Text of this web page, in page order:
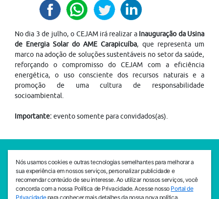
No dia 3 de julho, o CEJAM irá realizar a Inauguração da Usina
de Energia Solar do AME Carapicuíba, que representa um
marco na adoção de soluções sustentáveis no setor da saúde,
reforçando o compromisso do CEJAM com a eficiência
energética, o uso consciente dos recursos naturais e a
promoção de uma cultura de responsabilidade
socioambiental.
Importante:evento somente para convidados(as).
Av. da Liberdade, 765, Liberdade, São Paulo, 01503-001
(11) 3469 - 1818
INSTITUTO CEJAM
Nós usamos cookies e outras tecnologias semelhantes para melhorar a
sua experiência em nossos serviços, personalizar publicidade e
recomendar conteúdo de seu interesse. Ao utilizar nossos serviços, você
concorda com a nossa Política de Privacidade. Acesse nosso Portal de
Privacidadepara conhecer mais detalhes da nossa nova política.